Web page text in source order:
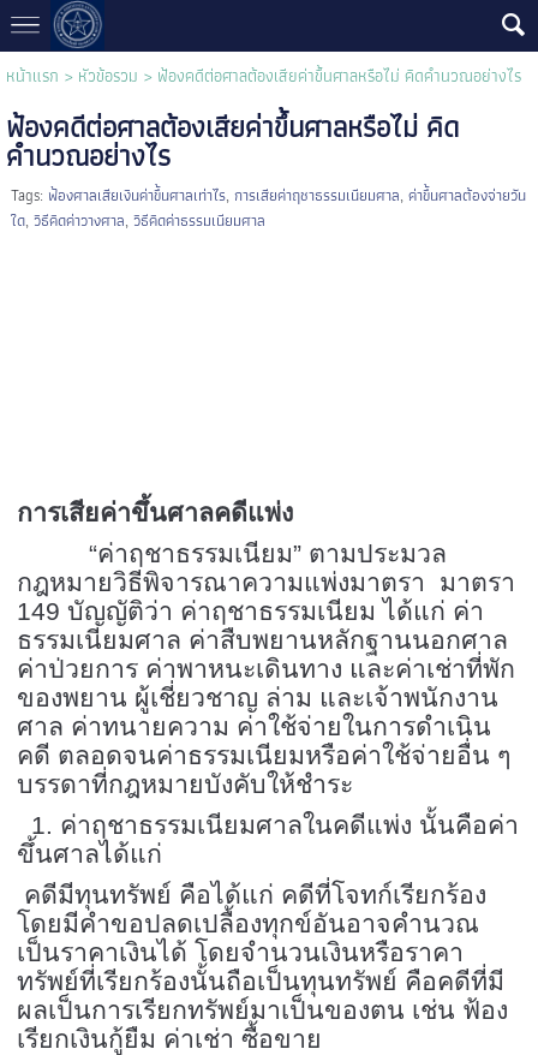
หน้าแรก > หัวข้อรวม > ฟ้องคดีต่อศาลต้องเสียค่าขึ้นศาลหรือไม่ คิดคำนวณอย่างไร
ฟ้องคดีต่อศาลต้องเสียค่าขึ้นศาลหรือไม่ คิด
คำนวณอย่างไร
Tags: ฟ้องศาลเสียเงินค่าขึ้นศาลเท่าไร,การเสียค่าฤชาธรรมเนียมศาล,ค่าขึ้นศาลต้องจ่ายวัน
ใด,วิธีคิดค่าวางศาล,วิธีคิดค่าธรรมเนียมศาล
การเสียค่าขึ้นศาลคดีแพ่ง
“ค่าฤชาธรรมเนียม” ตามประมวล
กฎหมายวิธีพิจารณาความแพ่งมาตรา มาตรา
149 บัญญัติว่า ค่าฤชาธรรมเนียม ได้แก่ ค่า
ธรรมเนียมศาล ค่าสืบพยานหลักฐานนอกศาล
ค่าป่วยการ ค่าพาหนะเดินทาง และค่าเช่าที่พัก
ของพยาน ผู้เชี่ยวชาญ ล่าม และเจ้าพนักงาน
ศาล ค่าทนายความ ค่าใช้จ่ายในการดำเนิน
คดี ตลอดจนค่าธรรมเนียมหรือค่าใช้จ่ายอื่น ๆ
บรรดาที่กฎหมายบังคับให้ชำระ
1. ค่าฤชาธรรมเนียมศาลในคดีแพ่ง นั้นคือค่า
ขึ้นศาลได้แก่
คดีมีทุนทรัพย์ คือได้แก่ คดีที่โจทก์เรียกร้อง
โดยมีคำขอปลดเปลื้องทุกข์อันอาจคำนวณ
เป็นราคาเงินได้ โดยจำนวนเงินหรือราคา
ทรัพย์ที่เรียกร้องนั้นถือเป็นทุนทรัพย์ คือคดีที่มี
ผลเป็นการเรียกทรัพย์มาเป็นของตน เช่น ฟ้อง
เรียกเงินกู้ยืม ค่าเช่า ซื้อขาย